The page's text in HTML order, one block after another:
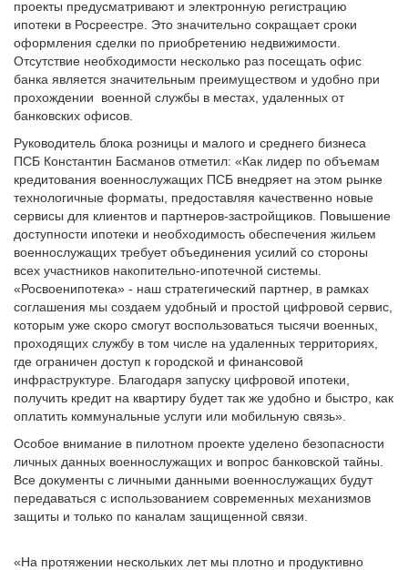
проекты предусматривают и электронную регистрацию
ипотеки в Росреестре. Это значительно сокращает сроки
оформления сделки по приобретению недвижимости.
Отсутствие необходимости несколько раз посещать офис
банка является значительным преимуществом и удобно при
прохождении военной службы в местах, удаленных от
банковских офисов.
Руководитель блока розницы и малого и среднего бизнеса
ПСБ Константин Басманов отметил: «Как лидер по объемам
кредитования военнослужащих ПСБ внедряет на этом рынке
технологичные форматы, предоставляя качественно новые
сервисы для клиентов и партнеров-застройщиков. Повышение
доступности ипотеки и необходимость обеспечения жильем
военнослужащих требует объединения усилий со стороны
всех участников накопительно-ипотечной системы.
«Росвоенипотека» - наш стратегический партнер, в рамках
соглашения мы создаем удобный и простой цифровой сервис,
которым уже скоро смогут воспользоваться тысячи военных,
проходящих службу в том числе на удаленных территориях,
где ограничен доступ к городской и финансовой
инфраструктуре. Благодаря запуску цифровой ипотеки,
получить кредит на квартиру будет так же удобно и быстро, как
оплатить коммунальные услуги или мобильную связь».
Особое внимание в пилотном проекте уделено безопасности
личных данных военнослужащих и вопрос банковской тайны.
Все документы с личными данными военнослужащих будут
передаваться с использованием современных механизмов
защиты и только по каналам защищенной связи.
«На протяжении нескольких лет мы плотно и продуктивно